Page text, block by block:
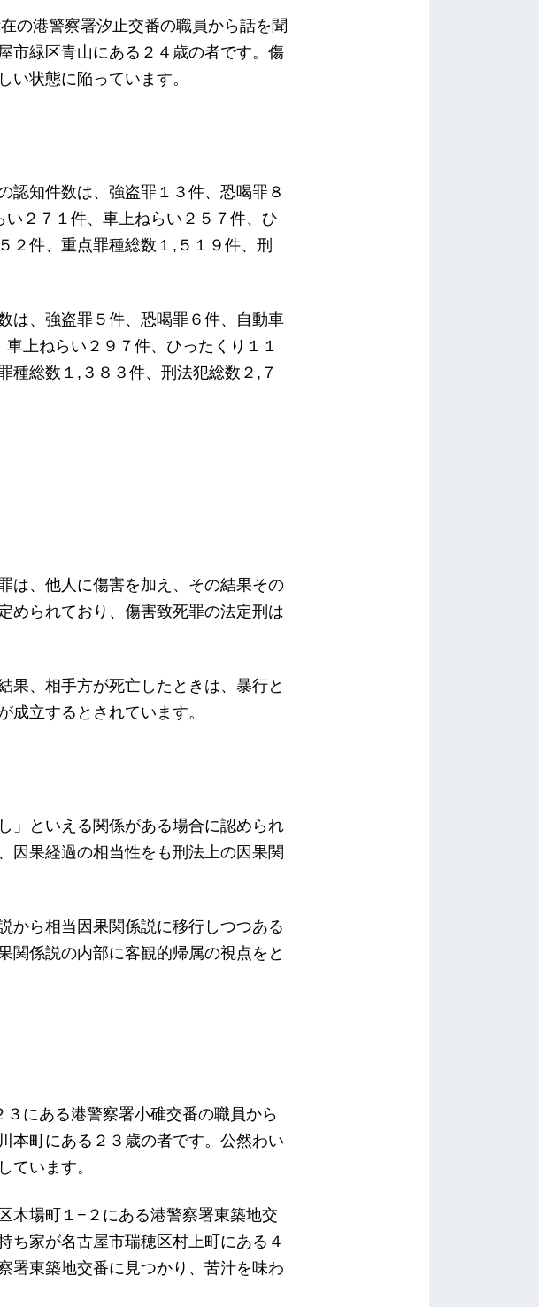
の港警察署汐止交番の職員から話を聞
市緑区青山にある２４歳の者です。傷
い状態に陥っています。
認知件数は、強盗罪１３件、恐喝罪８
２７１件、車上ねらい２５７件、ひ
２件、重点罪種総数１,５１９件、刑
は、強盗罪５件、恐喝罪６件、自動車
上ねらい２９７件、ひったくり１１
種総数１,３８３件、刑法犯総数２,７
は、他人に傷害を加え、その結果その
められており、傷害致死罪の法定刑は
果、相手方が死亡したときは、暴行と
立するとされています。
」といえる関係がある場合に認められ
因果経過の相当性をも刑法上の因果関
から相当因果関係説に移行しつつある
関係説の内部に客観的帰属の視点をと
にある港警察署小碓交番の職員から
本町にある２３歳の者です。公然わい
ています。
木場町１−２にある港警察署東築地交
ち家が名古屋市瑞穂区村上町にある４
署東築地交番に見つかり、苦汁を味わ